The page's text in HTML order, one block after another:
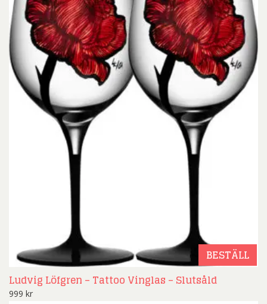
BESTÄLL
Ludvig Löfgren – Tattoo Vinglas – Slutsåld
999 kr